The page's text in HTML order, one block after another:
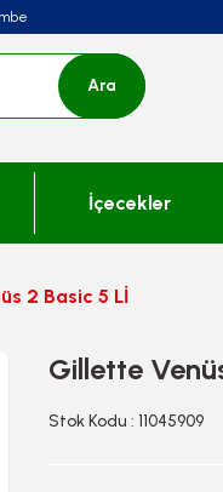
Ara
İçecekler
2 Basic 5 Lİ
Gillette
Stok Kodu : 11045909